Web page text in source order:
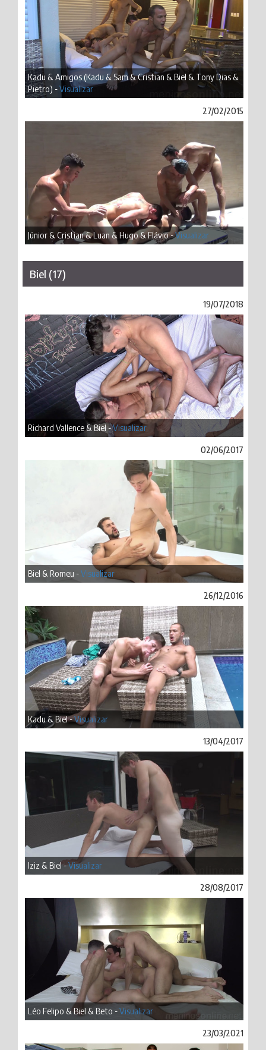
Kadu & Amigos (Kadu & Sam & Cristian & Biel & Tony Dias &
Pietro) -Visualizar
27/02/2015
Júnior & Cristian & Luan & Hugo & Flávio -Visualizar
Biel (17)
19/07/2018
Richard Vallence & Biel -Visualizar
02/06/2017
Biel & Romeu -Visualizar
26/12/2016
Kadu & Biel -Visualizar
13/04/2017
Iziz & Biel -Visualizar
28/08/2017
Léo Felipo & Biel & Beto -Visualizar
23/03/2021